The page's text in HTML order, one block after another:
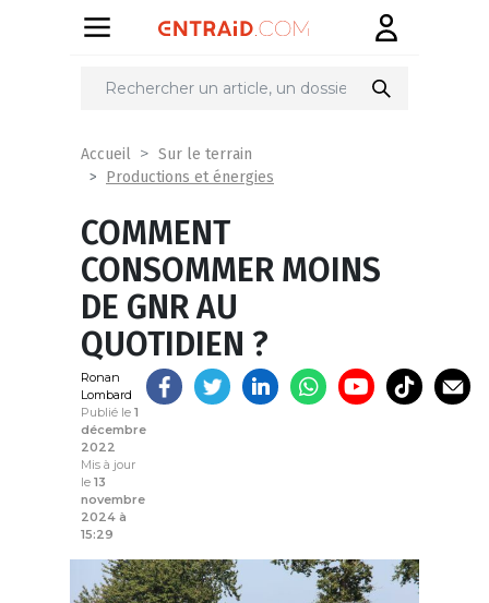
Partager
Accueil
Sur le terrain
Productions et énergies
COMMENT
CONSOMMER MOINS
DE GNR AU
QUOTIDIEN ?
Ronan
Lombard
Publié le 1
décembre
2022
Mis à jour
le 13
novembre
2024 à
15:29